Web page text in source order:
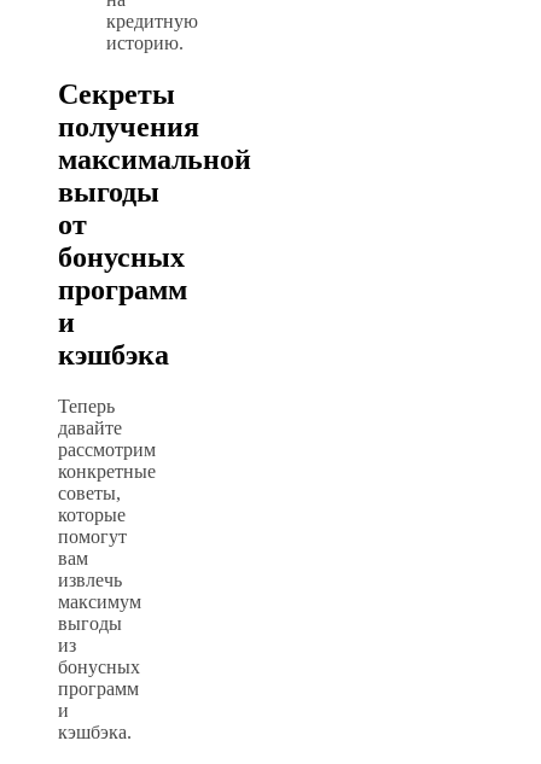
кредитную
историю.
Секреты
получения
максимальной
выгоды
от
бонусных
программ
и
кэшбэка
Теперь
давайте
рассмотрим
конкретные
советы,
которые
помогут
вам
извлечь
максимум
выгоды
из
бонусных
программ
и
кэшбэка.